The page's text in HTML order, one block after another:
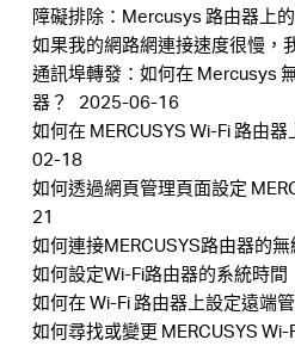
障礙排除：Mercusys 路由器上
如果我的網路網連接速度很慢，
通訊埠轉發：如何在 Mercusys
器？
2025-06-16
如何在 MERCUSYS Wi-Fi 路由
02-18
如何透過網頁管理頁面設定
21
如何連接MERCUSYS路由器的
如何設定Wi-Fi路由器的系統時間
如何在 Wi-Fi 路由器上設定遠端
如何尋找或變更 MERCUSYS